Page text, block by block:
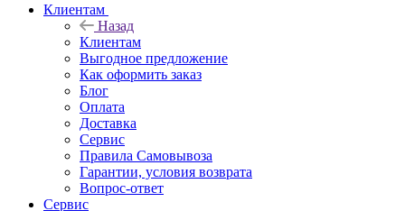
Клиентам
Назад
Клиентам
Выгодное предложение
Как оформить заказ
Блог
Оплата
Доставка
Сервис
Правила Самовывоза
Гарантии, условия возврата
Вопрос-ответ
Сервис